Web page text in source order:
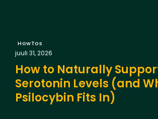
HowTos
juuli 31, 2026
How to Naturally
Serotonin Levels (and
Psilocybin Fits In)